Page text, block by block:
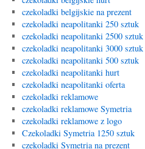
czekoladki belgijskie na prezent
czekoladki neapolitanki 250 sztuk
czekoladki neapolitanki 2500 sztuk
czekoladki neapolitanki 3000 sztuk
czekoladki neapolitanki 500 sztuk
czekoladki neapolitanki hurt
czekoladki neapolitanki oferta
czekoladki reklamowe
czekoladki reklamowe Symetria
czekoladki reklamowe z logo
Czekoladki Symetria 1250 sztuk
czekoladki Symetria na prezent